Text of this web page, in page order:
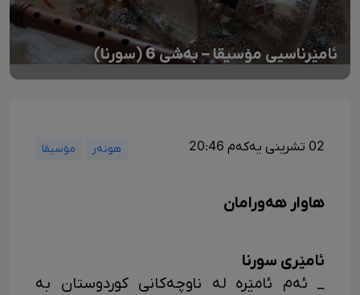
ئامێرناسیی مۆسیقا – بەشی 6 (سورنا)
02 تشرینی یەکەم 20:46 هونەر مۆسیقا
هاوار هەورامان
ئامێری سورنا
_ ئەم ئامێره له ناوچەکانی کوردوستان به